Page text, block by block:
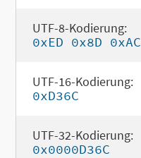
UTF-8-Kodierung:
0xED 0x8D 0xAC
UTF-16-Kodierung:
0xD36C
UTF-32-Kodierung:
0x0000D36C